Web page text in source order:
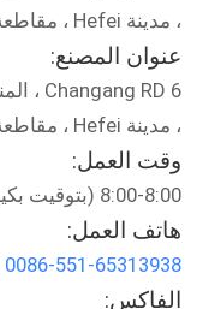
حولنا
جولة
في
المصنع
مراقبة
، مدينة Hefei ، مقاطعة Anhui ، الصين
عنوان المصنع:
، مدينة Hefei ، مقاطعة Anhui ، الصين
وقت العمل:
8:00-8:00 (بتوقيت بكين)
هاتف العمل:
0086-551-65313938
الفاكس: